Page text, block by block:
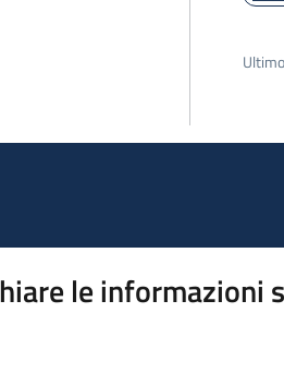
le informazioni